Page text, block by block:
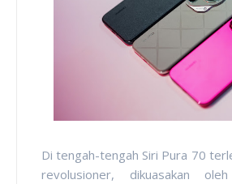
Di tengah-tengah Siri Pura 70
revolusioner, dikuasakan